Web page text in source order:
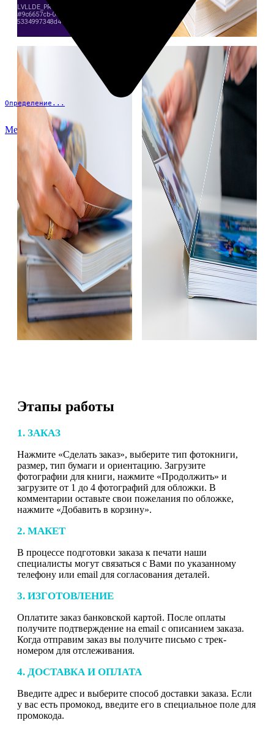
Определение...
Меню
Этапы работы
1. ЗАКАЗ
Нажмите «Сделать заказ», выберите тип фотокниги,
размер, тип бумаги и ориентацию. Загрузите
фотографии для книги, нажмите «Продолжить» и
загрузите от 1 до 4 фотографий для обложки. В
комментарии оставьте свои пожелания по обложке,
нажмите «Добавить в корзину».
2. МАКЕТ
В процессе подготовки заказа к печати наши
специалисты могут связаться с Вами по указанному
телефону или email для согласования деталей.
3. ИЗГОТОВЛЕНИЕ
Оплатите заказ банковской картой. После оплаты
получите подтверждение на email с описанием заказа.
Когда отправим заказ вы получите письмо с трек-
номером для отслеживания.
4. ДОСТАВКА И ОПЛАТА
Введите адрес и выберите способ доставки заказа. Если
у вас есть промокод, введите его в специальное поле для
промокода.